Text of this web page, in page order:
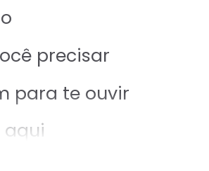
precisar
para te ouvir
aqui